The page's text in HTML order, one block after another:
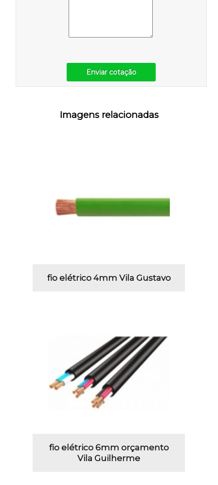
Enviar cotação
Imagens relacionadas
fio elétrico 4mm Vila Gustavo
fio elétrico 6mm orçamento
Vila Guilherme